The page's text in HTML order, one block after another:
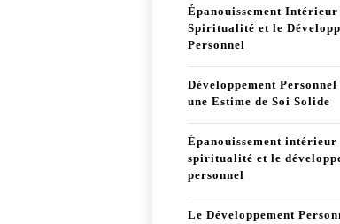
Épanouissement
Spiritualité et le
Personnel
Développement
une Estime de Soi Solide
Épanouissement
spiritualité et le
personnel
Le Développement